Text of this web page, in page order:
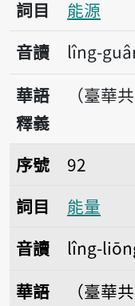
詞目
能源
音讀
lîng-
華語
釋義
（臺華
序號92能量
序號
92
詞目
能量
音讀
lîng-
華語
（臺華